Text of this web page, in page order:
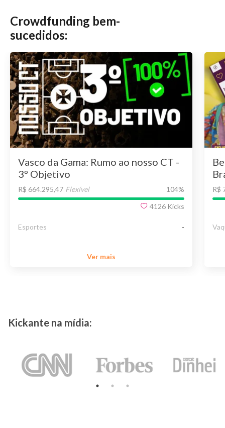
Crowdfunding bem-
sucedidos:
Vasco da Gama: Rumo ao nosso CT -
3º Objetivo
R$ 664.295,47 Flexível 104%
4126 Kicks
Esportes -
Ver mais
R$
Kickante na mídia: